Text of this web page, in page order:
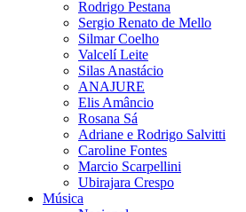
Rodrigo Pestana
Sergio Renato de Mello
Silmar Coelho
Valcelí Leite
Silas Anastácio
ANAJURE
Elis Amâncio
Rosana Sá
Adriane e Rodrigo Salvitti
Caroline Fontes
Marcio Scarpellini
Ubirajara Crespo
Música